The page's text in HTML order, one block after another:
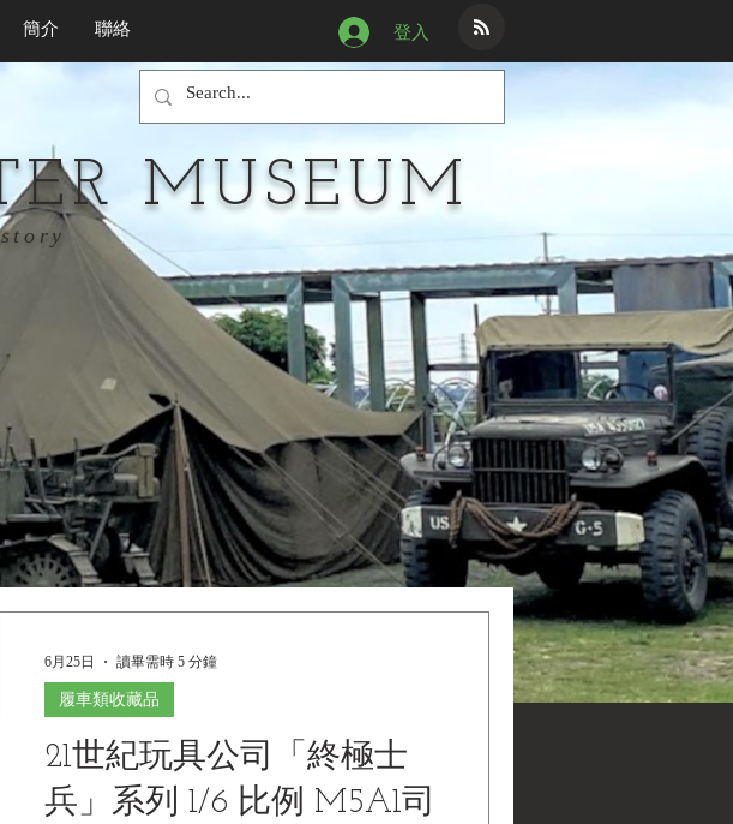
簡介 聯絡 登入
MUSEUM
21世紀玩具公司「終極士
兵」系列 1/6 比例 M5A1司
履車類收藏品
6月25日 讀畢需時 5 分鐘